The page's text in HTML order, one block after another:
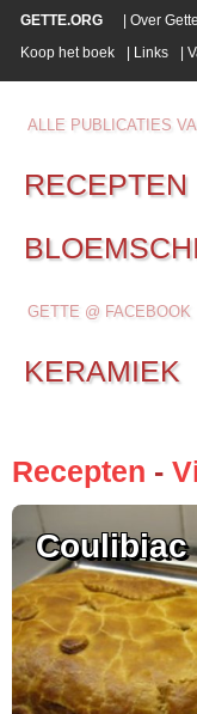
GETTE.ORG Over Gette
Koop het boek
Links
ALLE PUBLICATIES
RECEPTEN
GETTE @ FACEBOOK
KERAMIEK
Recepten -
Coulibiac